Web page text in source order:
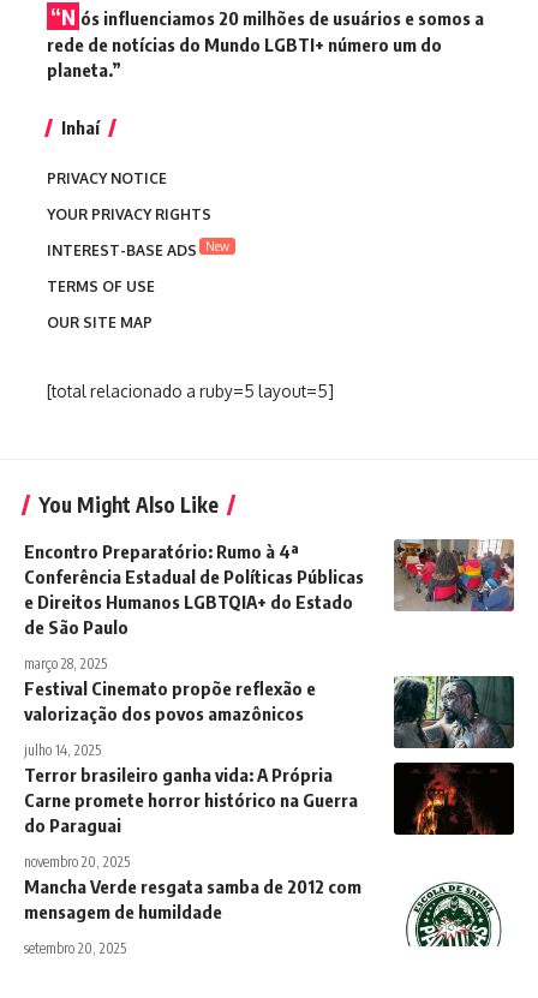
“N ós influenciamos 20 milhões de usuários e somos a
rede de notícias do Mundo LGBTI+ número um do
planeta.”
Inhaí
PRIVACY NOTICE
YOUR PRIVACY RIGHTS
INTEREST-BASE ADS
New
TERMS OF USE
OUR SITE MAP
[total relacionado a ruby=5 layout=5]
You Might Also Like
Encontro Preparatório: Rumo à 4ª
Conferência Estadual de Políticas Públicas
e Direitos Humanos LGBTQIA+ do Estado
de São Paulo
março 28, 2025
Festival Cinemato propõe reflexão e
valorização dos povos amazônicos
julho 14, 2025
Terror brasileiro ganha vida: A Própria
Carne promete horror histórico na Guerra
do Paraguai
novembro 20, 2025
Mancha Verde resgata samba de 2012 com
mensagem de humildade
setembro 20, 2025